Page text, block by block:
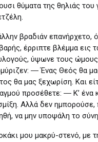
θύματα της θηλιάς του
βραδιάν επανήρχετο,
έρριπτε βλέμμα εις
ύψωνε τους ώμους,
― Ένας Θεός θα
θα μας ξεχωρίση. Και
προσέθετε: ― Κ’ ένα
Αλλά δεν ημπορούσε,
να μην υποψάλη το
μου μακρύ-στενό, με